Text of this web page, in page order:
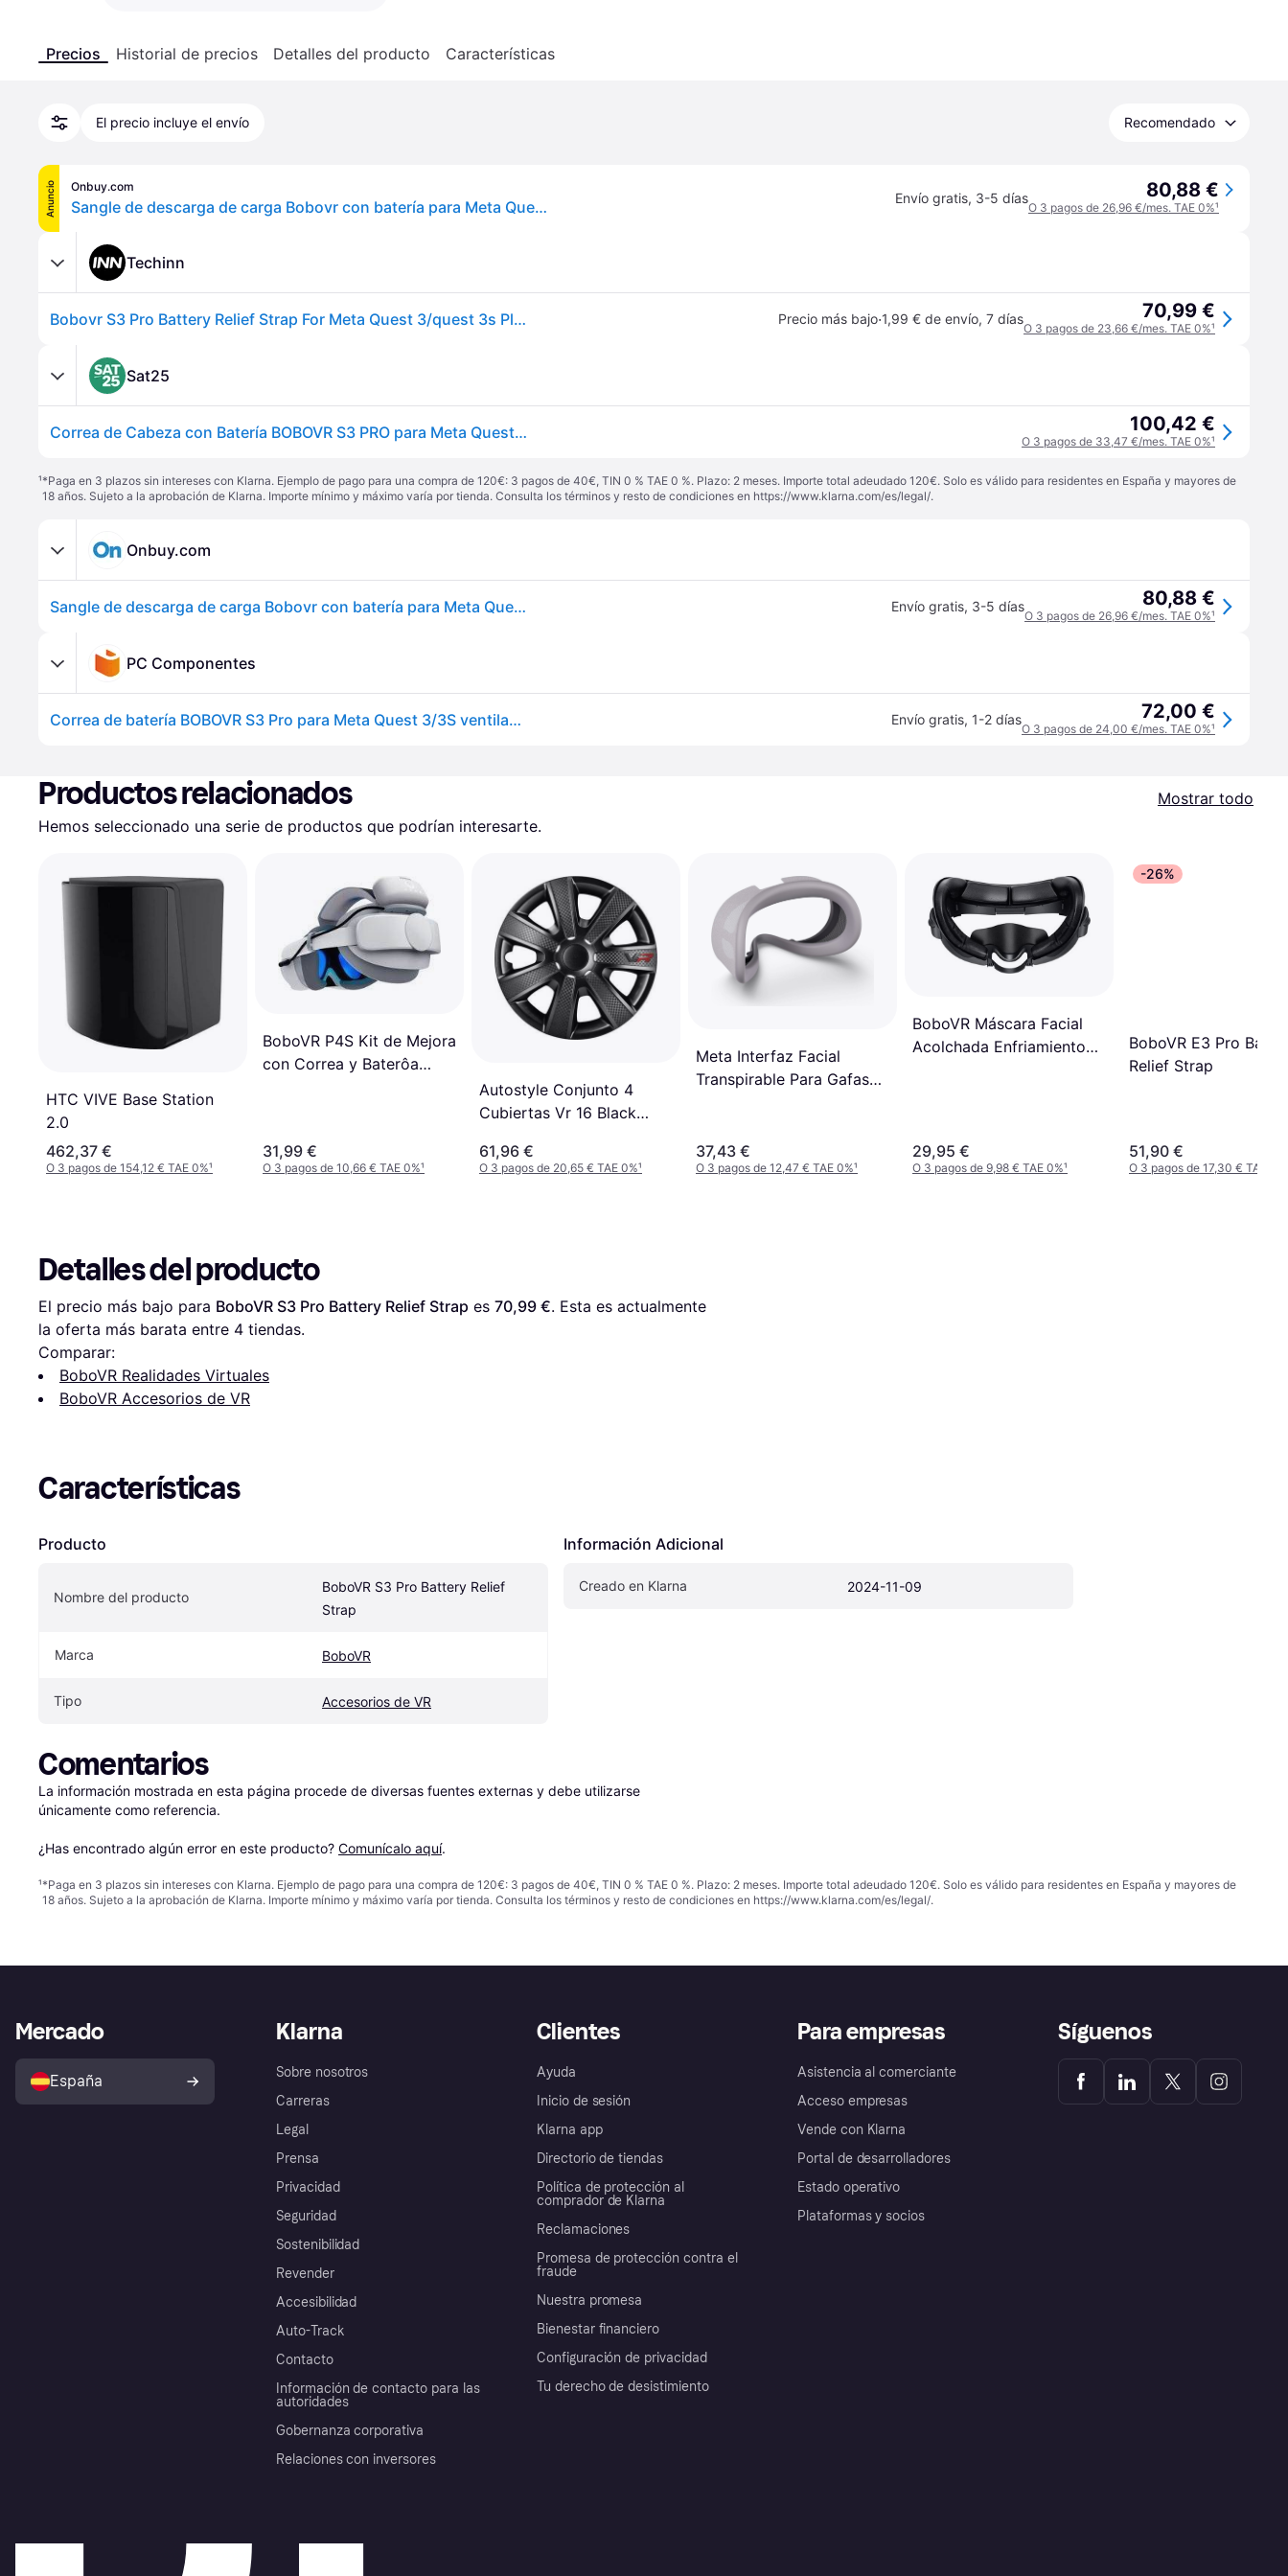
Precios Historial de precios Detalles del producto Características
El precio incluye el envío Recomendado
Anuncio Onbuy.com
Sangle de descarga de carga Bobovr con batería para Meta Quest 3 Quest 3S de larga duración Envío gratis, 3-5 días 80,88 €
O 3 pagos de 26,96 €/mes. TAE 0%¹
Techinn
Bobovr S3 Pro Battery Relief Strap For Meta Quest 3/quest 3s Plateado Precio más bajo·1,99 € de envío, 7 días 70,99 €
O 3 pagos de 23,66 €/mes. TAE 0%¹
Sat25
Correa de Cabeza con Batería BOBOVR S3 PRO para Meta Quest 3/3S 100,42 €
O 3 pagos de 33,47 €/mes. TAE 0%¹
¹*Paga en 3 plazos sin intereses con Klarna. Ejemplo de pago para una compra de 120€: 3 pagos de 40€, TIN 0 % TAE 0 %. Plazo: 2 meses. Importe total adeudado 120€. Solo es válido para residentes en España y mayores de
18 años. Sujeto a la aprobación de Klarna. Importe mínimo y máximo varía por tienda. Consulta los términos y resto de condiciones en https://www.klarna.com/es/legal/.
Onbuy.com
Sangle de descarga de carga Bobovr con batería para Meta Quest 3 Quest 3S de larga duración Envío gratis, 3-5 días 80,88 €
O 3 pagos de 26,96 €/mes. TAE 0%¹
PC Componentes
Correa de batería BOBOVR S3 Pro para Meta Quest 3/3S ventilador frontal 10 000 mAh Envío gratis, 1-2 días 72,00 €
O 3 pagos de 24,00 €/mes. TAE 0%¹
Productos relacionados
Mostrar todo
Hemos seleccionado una serie de productos que podrían interesarte.
HTC VIVE Base Station
2.0
462,37 €
O 3 pagos de 154,12 € TAE 0%¹
BoboVR P4S Kit de Mejora
con Correa y Baterôa
31,99 €
O 3 pagos de 10,66 € TAE 0%¹
Autostyle Conjunto 4
Cubiertas Vr 16 Black
61,96 €
O 3 pagos de 20,65 € TAE 0%¹
Meta Interfaz Facial
Transpirable Para Gafas
37,43 €
O 3 pagos de 12,47 € TAE 0%¹
BoboVR Máscara Facial
Acolchada Enfriamiento
29,95 €
O 3 pagos de 9,98 € TAE 0%¹
-26%
BoboVR E3 Pro
Relief Strap
51,90 €
O 3 pagos de 17,30 € TAE 0%
Detalles del producto
El precio más bajo para BoboVR S3 Pro Battery Relief Strap es 70,99 €. Esta es actualmente
la oferta más barata entre 4 tiendas.
Comparar:
BoboVR Realidades Virtuales
BoboVR Accesorios de VR
Características
Producto
Nombre del producto
BoboVR S3 Pro Battery Relief
Strap
Marca BoboVR
Tipo Accesorios de VR
Información Adicional
Creado en Klarna 2024-11-09
Comentarios
La información mostrada en esta página procede de diversas fuentes externas y debe utilizarse
únicamente como referencia.
¿Has encontrado algún error en este producto? Comunícalo aquí.
¹*Paga en 3 plazos sin intereses con Klarna. Ejemplo de pago para una compra de 120€: 3 pagos de 40€, TIN 0 % TAE 0 %. Plazo: 2 meses. Importe total adeudado 120€. Solo es válido para residentes en España y mayores de
18 años. Sujeto a la aprobación de Klarna. Importe mínimo y máximo varía por tienda. Consulta los términos y resto de condiciones en https://www.klarna.com/es/legal/.
Klarna
Sobre nosotros
Carreras
Legal
Prensa
Privacidad
Seguridad
Sostenibilidad
Revender
Accesibilidad
Auto-Track
Contacto
Información de contacto para las
autoridades
Gobernanza corporativa
Relaciones con inversores
Clientes
Ayuda
Inicio de sesión
Klarna app
Directorio de tiendas
Política de protección al
comprador de Klarna
Reclamaciones
Promesa de protección contra el
fraude
Nuestra promesa
Bienestar financiero
Configuración de privacidad
Tu derecho de desistimiento
Para empresas
Asistencia al comerciante
Acceso empresas
Vende con Klarna
Portal de desarrolladores
Estado operativo
Plataformas y socios
Mercado
España
Síguenos